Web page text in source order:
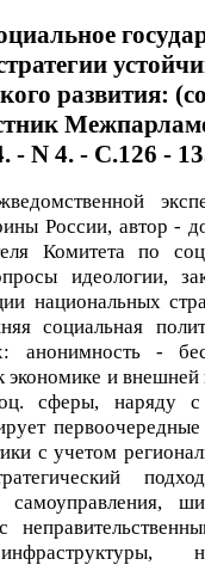
развития:
- N 4. - С.126 -
России, автор -
Комитета по
идеологии,
национальных
социальная
анонимность -
и внешней
сферы, наряду
с учетом
самоуправления,